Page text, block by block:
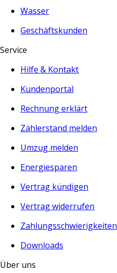
Wasser
Geschäftskunden
Service
Hilfe & Kontakt
Kundenportal
Rechnung erklärt
Zählerstand melden
Umzug melden
Energiesparen
Vertrag kündigen
Vertrag widerrufen
Zahlungsschwierigkeiten
Downloads
Über uns